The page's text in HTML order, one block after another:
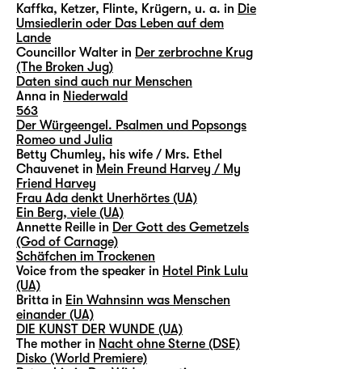
Kaffka, Ketzer, Flinte, Krügern, u. a. in Die
Umsiedlerin oder Das Leben auf dem
Lande
Councillor Walter in Der zerbrochne Krug
(The Broken Jug)
Daten sind auch nur Menschen
Anna in Niederwald
563
Der Würgeengel. Psalmen und Popsongs
Romeo und Julia
Betty Chumley, his wife / Mrs. Ethel
Chauvenet in Mein Freund Harvey / My
Friend Harvey
Frau Ada denkt Unerhörtes (UA)
Ein Berg, viele (UA)
Annette Reille in Der Gott des Gemetzels
(God of Carnage)
Schäfchen im Trockenen
Voice from the speaker in Hotel Pink Lulu
(UA)
Britta in Ein Wahnsinn was Menschen
einander (UA)
DIE KUNST DER WUNDE (UA)
The mother in Nacht ohne Sterne (DSE)
Disko (World Premiere)